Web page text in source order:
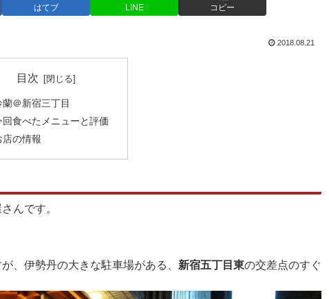
はてブ LINE コピー
2018.08.21
目次
蘭＠新宿三丁目
回食べたメニューと評価
店の情報
んです。
、伊勢丹の大きな駐車場がある、 新宿五丁目東の交差点のすぐ